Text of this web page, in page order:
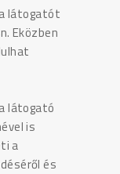
látogatót
Eközben
látogató
is
a
és